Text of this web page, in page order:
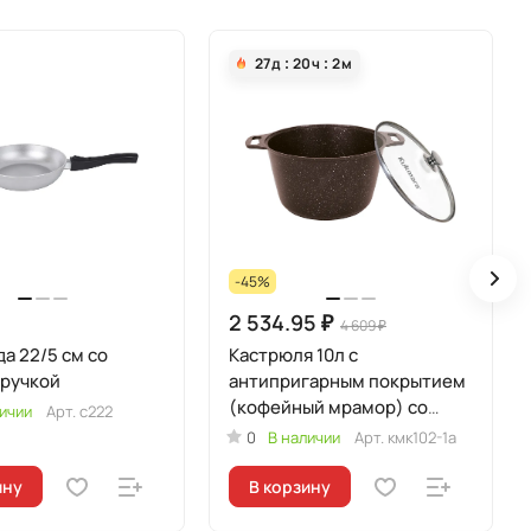
22/5 см со
съемной ручкой
Арт. с222
27д 20ч 2м
-45%
2 534.95 ₽ 4 609 ₽
Кастрюля 10л с
антипригарным покрытием
(кофейный мрамор) со
стеклянной крышкой
0 В наличии Арт. кмк102-1а
В корзину